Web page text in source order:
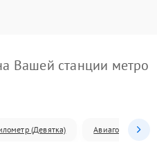
Вашей станции метро
(Девятка) Авиагородок